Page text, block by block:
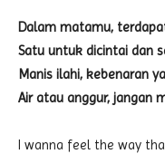
Dalam matamu,
Satu untuk dicintai dan
Manis ilahi, kebenaran
Air atau anggur, jangan
I wanna feel the way